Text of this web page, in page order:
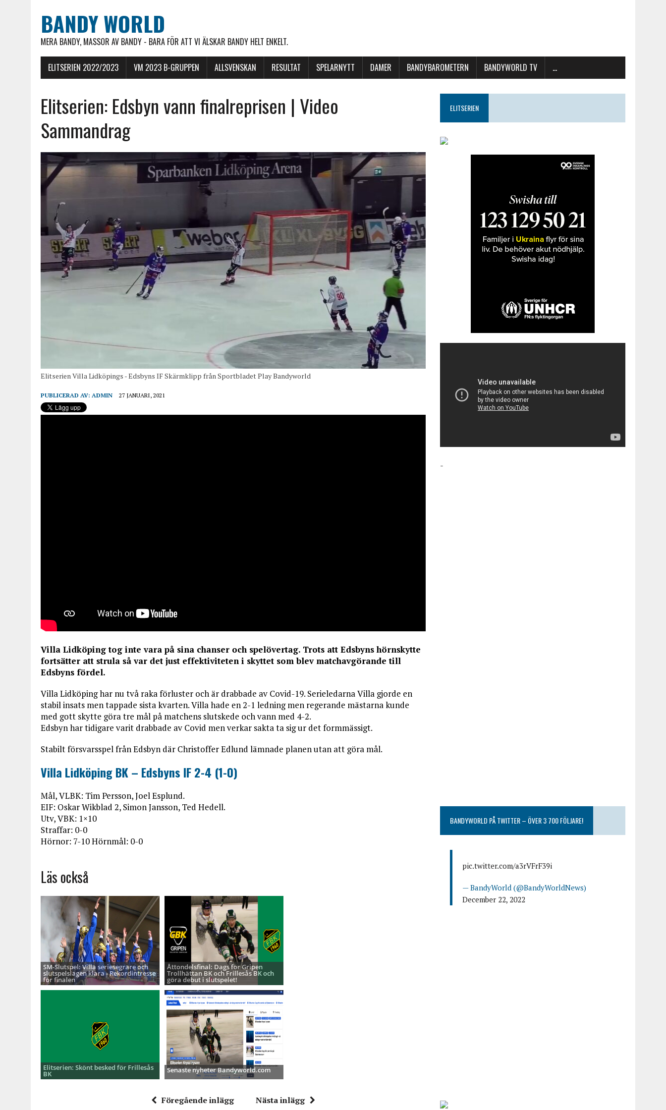
BANDY WORLD
MERA BANDY, MASSOR AV BANDY - BARA FÖR ATT VI ÄLSKAR BANDY HELT ENKELT.
ELITSERIEN 2022/2023 VM 2023 B-GRUPPEN ALLSVENSKAN RESULTAT SPELARNYTT DAMER BANDYBAROMETERN BANDYWORLD TV …
Elitserien: Edsbyn vann finalreprisen | Video
Sammandrag
Elitserien Villa Lidköpings - Edsbyns IF Skärmklipp från Sportbladet Play Bandyworld
PUBLICERAD AV: ADMIN 27 JANUARI, 2021
Villa Lidköping tog inte vara på sina chanser och spelövertag. Trots att Edsbyns hörnskytte
fortsätter att strula så var det just effektiviteten i skyttet som blev matchavgörande till
Edsbyns fördel.
Villa Lidköping har nu två raka förluster och är drabbade av Covid-19. Serieledarna Villa gjorde en
stabil insats men tappade sista kvarten. Villa hade en 2-1 ledning men regerande mästarna kunde
med gott skytte göra tre mål på matchens slutskede och vann med 4-2.
Edsbyn har tidigare varit drabbade av Covid men verkar sakta ta sig ur det formmässigt.
Stabilt försvarsspel från Edsbyn där Christoffer Edlund lämnade planen utan att göra mål.
Villa Lidköping BK – Edsbyns IF 2-4 (1-0)
Mål, VLBK: Tim Persson, Joel Esplund.
EIF: Oskar Wikblad 2, Simon Jansson, Ted Hedell.
Utv, VBK: 1×10
Straffar: 0-0
Hörnor: 7-10 Hörnmål: 0-0
Läs också
SM-Slutspel: Villa seriesegrare och
slutspelslagen klara - Rekordintresse
för finalen
Åttondelsfinal: Dags för Gripen
Trollhättan BK och Frillesås BK och
göra debut i slutspelet!
Elitserien: Skönt besked för Frillesås
BK Senaste nyheter Bandyworld.com
Föregående inlägg Nästa inlägg
ELITSERIEN
-
BANDYWORLD PÅ TWITTER – ÖVER 3 700 FÖLJARE!
pic.twitter.com/a3rVFrF39i
— BandyWorld (@BandyWorldNews)
December 22, 2022